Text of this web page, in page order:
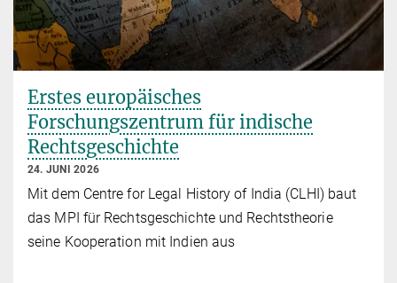
Erstes europäisches
Forschungszentrum für indische
Rechtsgeschichte
24. JUNI 2026
Mit dem Centre for Legal History of India (CLHI) baut
das MPI für Rechtsgeschichte und Rechtstheorie
seine Kooperation mit Indien aus